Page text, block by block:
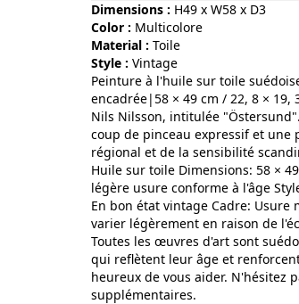
Dimensions : H49 x W58 x D3
Color :
multicolore
Material :
toile
Style :
vintage
Peinture à l'huile sur toile
encadrée|58 × 49 cm / 22, 8 ×
Nils Nilsson, intitulée
coup de pinceau expressif et
régional et de la sensibilité
Huile sur toile Dimensions: 58 ×
légère usure conforme à l'âge
En bon état vintage Cadre:
varier légèrement en raison de
Toutes les œuvres d'art sont
qui reflètent leur âge et
heureux de vous aider. N'hésitez
supplémentaires.